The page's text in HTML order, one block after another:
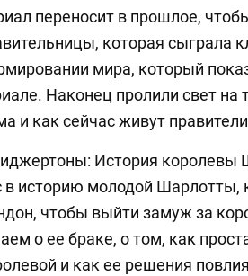
переносит в прошлое,
которая сыграла
мира, который
Наконец пролили свет на
и как сейчас живут
История королевы
в историю молодой Шарлотты,
чтобы выйти замуж за
о ее браке, о том, как
и как ее решения